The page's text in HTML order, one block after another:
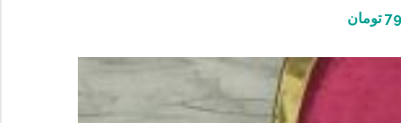
تومان